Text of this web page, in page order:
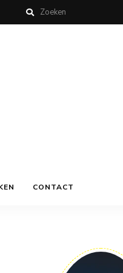
CONTACT